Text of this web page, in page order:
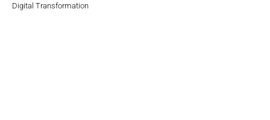
Digital Transformation